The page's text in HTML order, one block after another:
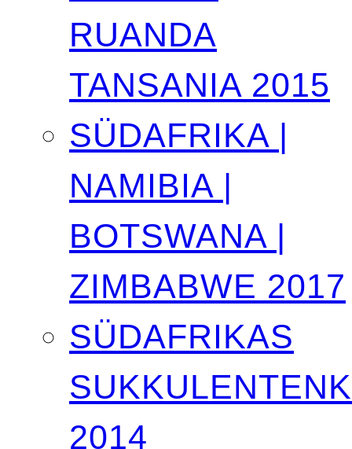
RUANDA
TANSANIA 2015
SÜDAFRIKA |
NAMIBIA |
BOTSWANA |
ZIMBABWE 2017
SÜDAFRIKAS
2014